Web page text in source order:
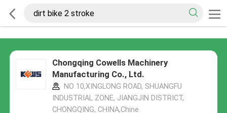
Chongqing Cowells Machinery
Manufacturing Co., Ltd.
NO 10,XINGLONG ROAD, SHUANGFU
INDUSTRIAL ZONE, JIANGJIN DISTRICT,
CHONGQING, CHINA,Chine